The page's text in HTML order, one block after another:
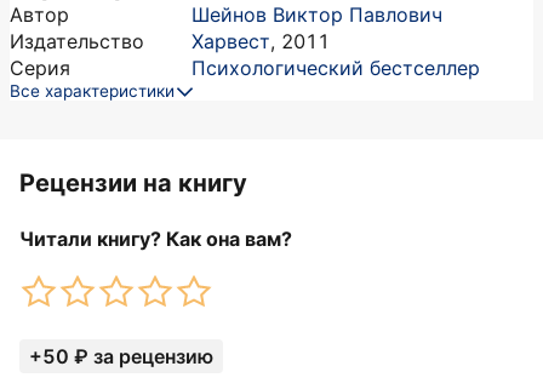
Автор
Шейнов Виктор Павлович
Издательство
Харвест, 2011
Серия
Психологический бестселлер
Все характеристики
Рецензии на книгу
Читали книгу? Как она вам?
+50 ₽ за рецензию